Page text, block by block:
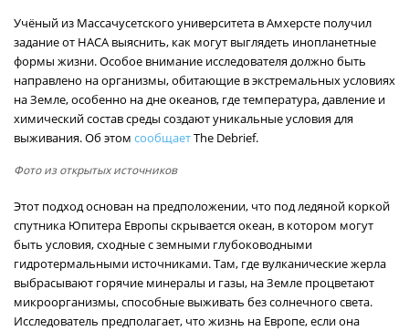
Учёный из Массачусетского университета в Амхерсте получил
задание от НАСА выяснить, как могут выглядеть инопланетные
формы жизни. Особое внимание исследователя должно быть
направлено на организмы, обитающие в экстремальных условиях
на Земле, особенно на дне океанов, где температура, давление и
химический состав среды создают уникальные условия для
выживания. Об этом сообщаетThe Debrief.
Фото из открытых источников
Этот подход основан на предположении, что под ледяной коркой
спутника Юпитера Европы скрывается океан, в котором могут
быть условия, сходные с земными глубоководными
гидротермальными источниками. Там, где вулканические жерла
выбрасывают горячие минералы и газы, на Земле процветают
микроорганизмы, способные выживать без солнечного света.
Исследователь предполагает, что жизнь на Европе, если она